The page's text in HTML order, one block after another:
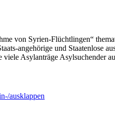
von Syrien-Flüchtlingen“
angehörige und Staatenlose
Asylanträge Asylsuchender
ausklappen